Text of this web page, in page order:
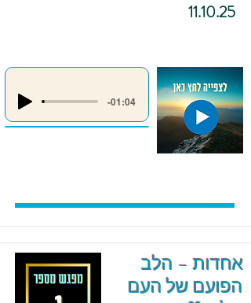
11.10.25
-01:04
אחדות – הלב
הפועם של העם